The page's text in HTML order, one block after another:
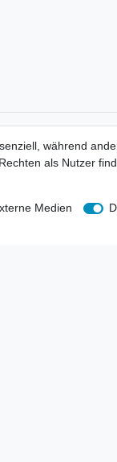
verkaufen
während
als Nutzer
Medien